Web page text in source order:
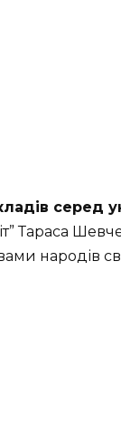
серед
Тараса
народів